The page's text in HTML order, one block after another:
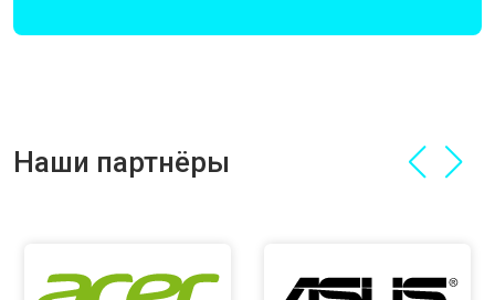
Наши партнёры